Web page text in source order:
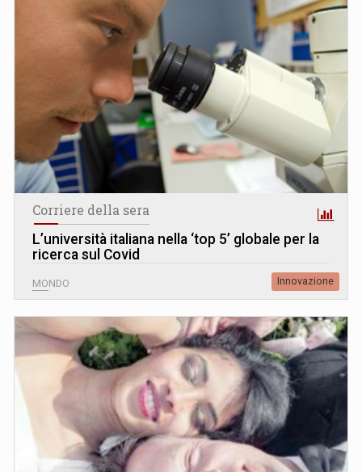
Corriere della sera
L’università italiana nella ‘top 5’ globale per la
ricerca sul Covid
MONDO Innovazione